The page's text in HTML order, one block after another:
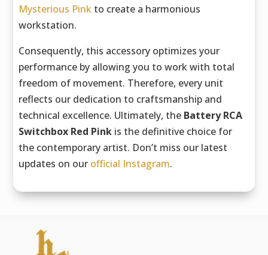
Mysterious Pink to create a harmonious
workstation.
Consequently, this accessory optimizes your
performance by allowing you to work with total
freedom of movement. Therefore, every unit
reflects our dedication to craftsmanship and
technical excellence. Ultimately, the Battery RCA
Switchbox Red Pink is the definitive choice for
the contemporary artist. Don’t miss our latest
updates on our official Instagram.